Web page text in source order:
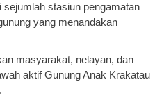
stasiun pengamatan
yang menandakan
masyarakat, nelayan, dan
aktif Gunung Anak Krakatau